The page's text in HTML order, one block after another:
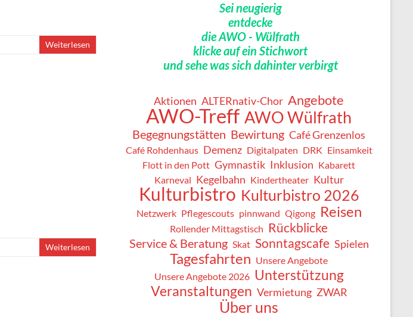
Weiterlesen
Weiterlesen
Sei neugierig
entdecke
die AWO - Wülfrath
klicke auf ein Stichwort
und sehe was sich dahinter verbirgt
Aktionen ALTERnativ-Chor Angebote
AWO-Treff AWO Wülfrath
Begegnungstätten Bewirtung Café Grenzenlos
Café Rohdenhaus Demenz Digitalpaten DRK Einsamkeit
Flott in den Pott Gymnastik Inklusion Kabarett
Karneval Kegelbahn Kindertheater Kultur
Kulturbistro Kulturbistro 2026
Netzwerk Pflegescouts pinnwand Qigong Reisen
Rollender Mittagstisch Rückblicke
Service & Beratung Skat Sonntagscafe Spielen
Tagesfahrten Unsere Angebote
Unsere Angebote 2026 Unterstützung
Veranstaltungen Vermietung ZWAR
Über uns